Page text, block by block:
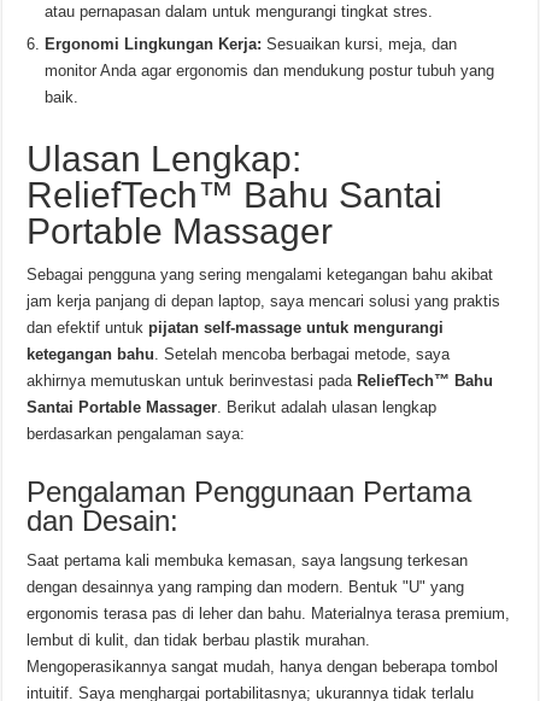
atau pernapasan dalam untuk mengurangi tingkat stres.
Ergonomi Lingkungan Kerja: Sesuaikan kursi, meja, dan
monitor Anda agar ergonomis dan mendukung postur tubuh yang
baik.
Ulasan Lengkap:
ReliefTech™ Bahu Santai
Portable Massager
Sebagai pengguna yang sering mengalami ketegangan bahu akibat
jam kerja panjang di depan laptop, saya mencari solusi yang praktis
dan efektif untukpijatan self-massage untuk mengurangi
ketegangan bahu . Setelah mencoba berbagai metode, saya
akhirnya memutuskan untuk berinvestasi padaReliefTech™ Bahu
Santai Portable Massager . Berikut adalah ulasan lengkap
berdasarkan pengalaman saya:
Pengalaman Penggunaan Pertama
dan Desain:
Saat pertama kali membuka kemasan, saya langsung terkesan
dengan desainnya yang ramping dan modern. Bentuk "U" yang
ergonomis terasa pas di leher dan bahu. Materialnya terasa premium,
lembut di kulit, dan tidak berbau plastik murahan.
Mengoperasikannya sangat mudah, hanya dengan beberapa tombol
intuitif. Saya menghargai portabilitasnya; ukurannya tidak terlalu